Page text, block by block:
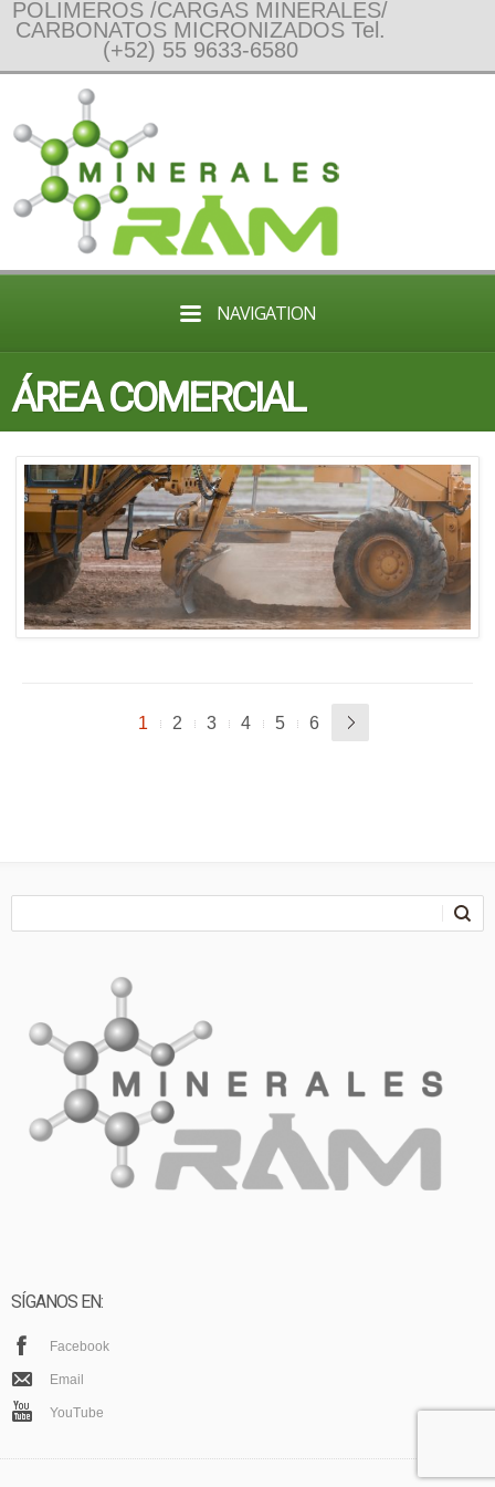
POLIMEROS /CARGAS MINERALES/
CARBONATOS MICRONIZADOS Tel.
(+52) 55 9633-6580
NAVIGATION
ÁREA COMERCIAL
1 2 3 4 5 6
SÍGANOS EN:
Facebook
Email
YouTube